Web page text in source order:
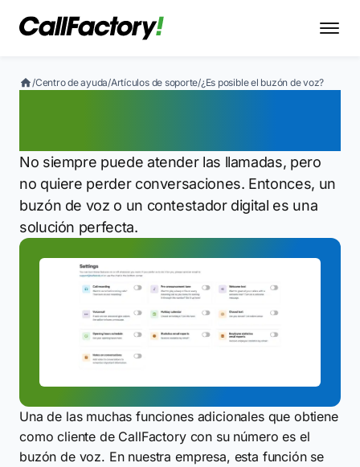
/Centro de ayuda/Artículos de soporte/¿Es posible el buzón de voz?
No siempre puede atender las llamadas, pero
no quiere perder conversaciones. Entonces, un
buzón de voz o un contestador digital es una
solución perfecta.
Una de las muchas funciones adicionales que obtiene
como cliente de CallFactory con su número es el
buzón de voz. En nuestra empresa, esta función se